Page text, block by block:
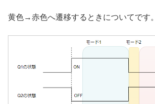
黄色→赤色へ遷移するときについてです。